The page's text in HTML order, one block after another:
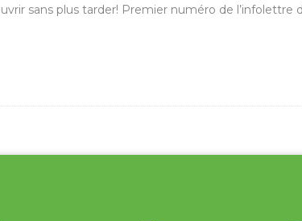
sans plus tarder! Premier numéro de l’infolettre